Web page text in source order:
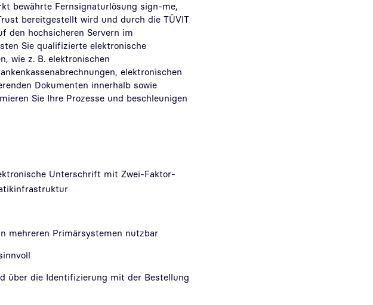
bewährte Fernsignaturlösung sign-me,
bereitgestellt wird und durch die TÜVIT
den hochsicheren Servern im
Sie qualifizierte elektronische
wie z. B. elektronischen
elektronischen
Dokumenten innerhalb sowie
Sie Ihre Prozesse und beschleunigen
Unterschrift mit Zwei-Faktor-
mehreren Primärsystemen nutzbar
über die Identifizierung mit der Bestellung